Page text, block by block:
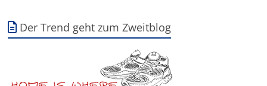
Der Trend geht zum Zweitblog